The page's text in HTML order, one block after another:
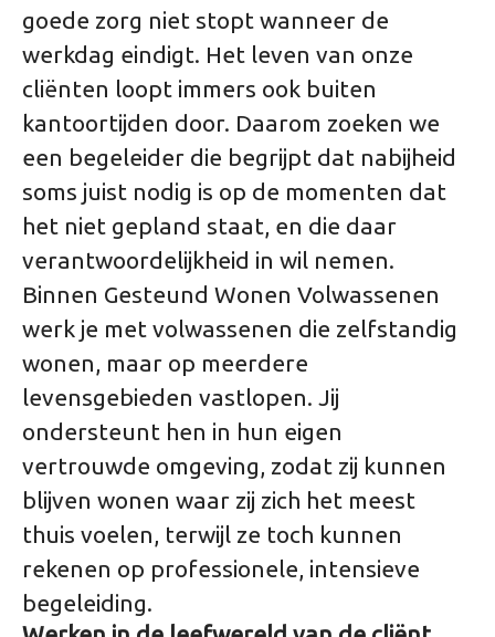
goede zorg niet stopt wanneer de
werkdag eindigt. Het leven van onze
cliënten loopt immers ook buiten
kantoortijden door. Daarom zoeken we
een begeleider die begrijpt dat nabijheid
soms juist nodig is op de momenten dat
het niet gepland staat, en die daar
verantwoordelijkheid in wil nemen.
Binnen Gesteund Wonen Volwassenen
werk je met volwassenen die zelfstandig
wonen, maar op meerdere
levensgebieden vastlopen. Jij
ondersteunt hen in hun eigen
vertrouwde omgeving, zodat zij kunnen
blijven wonen waar zij zich het meest
thuis voelen, terwijl ze toch kunnen
rekenen op professionele, intensieve
begeleiding.